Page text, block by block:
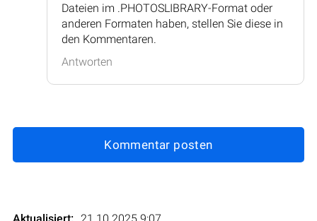
Dateien im .PHOTOSLIBRARY-Format oder
anderen Formaten haben, stellen Sie diese in
den Kommentaren.
Antworten
Kommentar posten
Aktualisiert: 21.10.2025 9:07